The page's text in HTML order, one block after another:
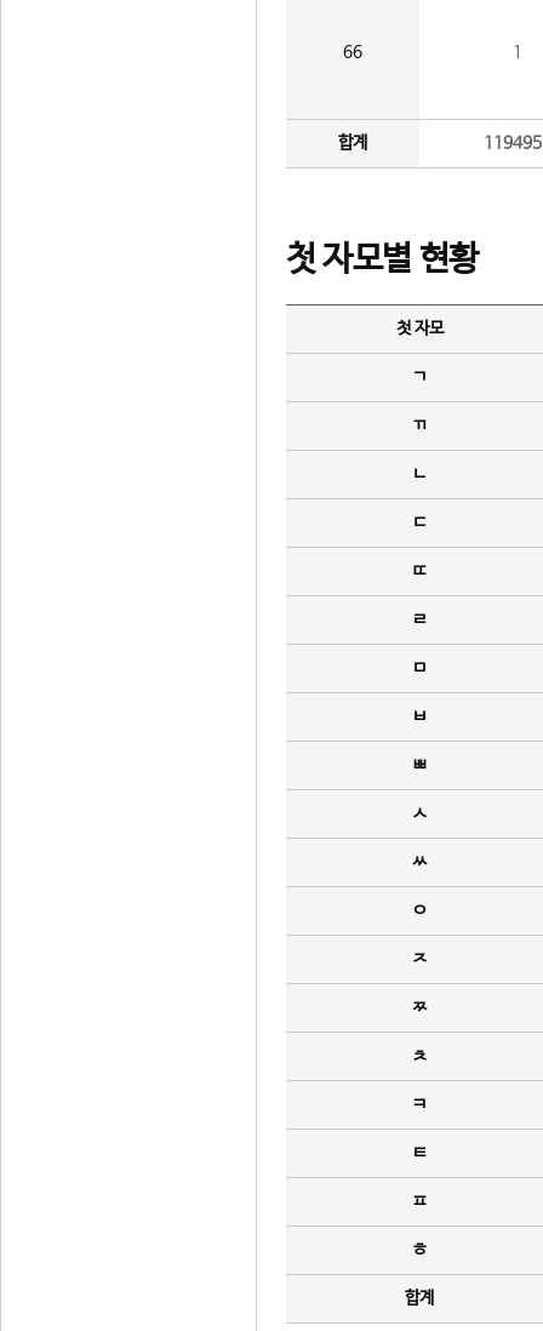
66 1
합계
첫 자모별 현황
첫 자모
ㄱ
ㄲ
ㄴ
ㄷ
ㄸ
ㄹ
ㅁ
ㅂ
ㅃ
ㅅ
ㅆ
ㅇ
ㅈ
ㅉ
ㅊ
ㅋ
ㅌ
ㅍ
ㅎ
합계